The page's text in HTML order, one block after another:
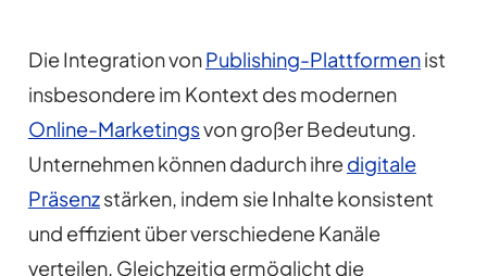
Die Integration vonPublishing-Plattformenist
insbesondere im Kontext des modernen
Online-Marketingsvon großer Bedeutung.
Unternehmen können dadurch ihredigitale
Präsenzstärken, indem sie Inhalte konsistent
und effizient über verschiedene Kanäle
verteilen. Gleichzeitig ermöglicht die